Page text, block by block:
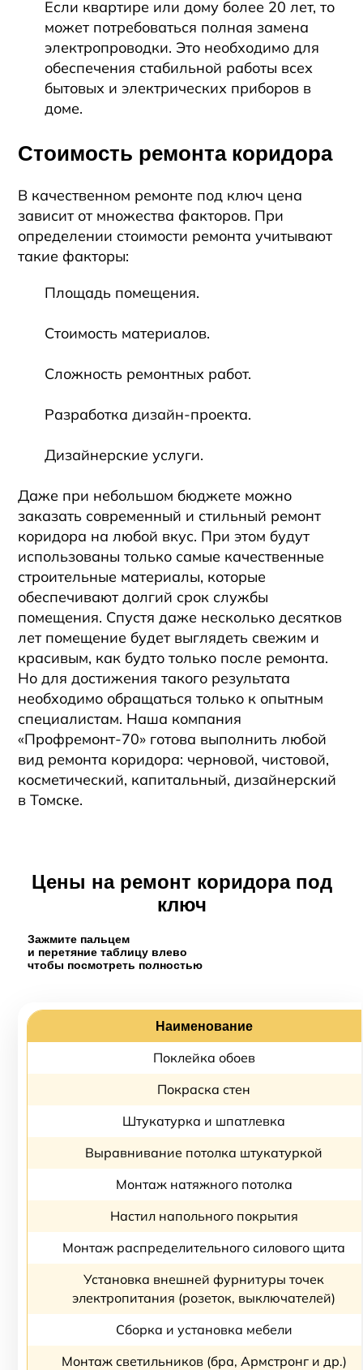
Если квартире или дому более 20 лет, то
может потребоваться полная замена
электропроводки. Это необходимо для
обеспечения стабильной работы всех
бытовых и электрических приборов в
доме.
Стоимость ремонта коридора
В качественном ремонте под ключ цена
зависит от множества факторов. При
определении стоимости ремонта учитывают
такие факторы:
Площадь помещения.
Стоимость материалов.
Сложность ремонтных работ.
Разработка дизайн-проекта.
Дизайнерские услуги.
Даже при небольшом бюджете можно
заказать современный и стильный ремонт
коридора на любой вкус. При этом будут
использованы только самые качественные
строительные материалы, которые
обеспечивают долгий срок службы
помещения. Спустя даже несколько десятков
лет помещение будет выглядеть свежим и
красивым, как будто только после ремонта.
Но для достижения такого результата
необходимо обращаться только к опытным
специалистам. Наша компания
«Профремонт-70» готова выполнить любой
вид ремонта коридора: черновой, чистовой,
косметический, капитальный, дизайнерский
в Томске.
Цены на ремонт коридора под
ключ
Зажмите пальцем
и перетяние таблицу влево
чтобы посмотреть полностью
Наименование
Поклейка обоев
Покраска стен
Штукатурка и шпатлевка
Выравнивание потолка штукатуркой
Монтаж натяжного потолка
Настил напольного покрытия
Монтаж распределительного силового щита
Установка внешней фурнитуры точек
электропитания (розеток, выключателей)
Сборка и установка мебели
Монтаж светильников (бра, Армстронг и др.)